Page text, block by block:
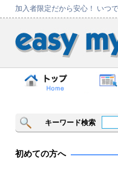
加入者限定だから安心！ いつ
キーワード検索
初めての方へ